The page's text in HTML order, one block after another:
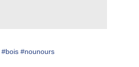
#bois #nounours